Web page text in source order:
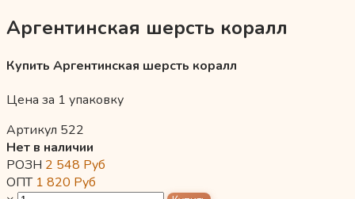
Аргентинская шерсть коралл
Купить Аргентинская шерсть коралл
Цена за 1 упаковку
Артикул 522
Нет в наличии
РОЗН 2 548 Руб
ОПТ 1 820 Руб